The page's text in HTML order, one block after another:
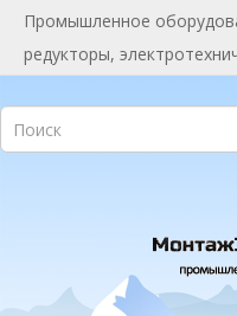
Промышленное
редукторы,